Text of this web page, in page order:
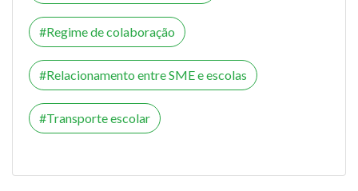
Regime de colaboração
Relacionamento entre SME e escolas
Transporte escolar